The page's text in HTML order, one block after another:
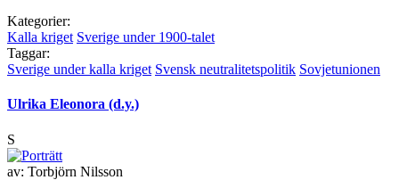
Kategorier:
Kalla kriget Sverige under 1900-talet
Taggar:
Sverige under kalla kriget Svensk neutralitetspolitik Sovjetunionen
Ulrika Eleonora (d.y.)
S
av: Torbjörn Nilsson